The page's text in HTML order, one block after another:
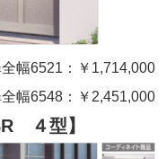
幅6521：￥1,714,000
幅6548：￥2,451,000
４型】